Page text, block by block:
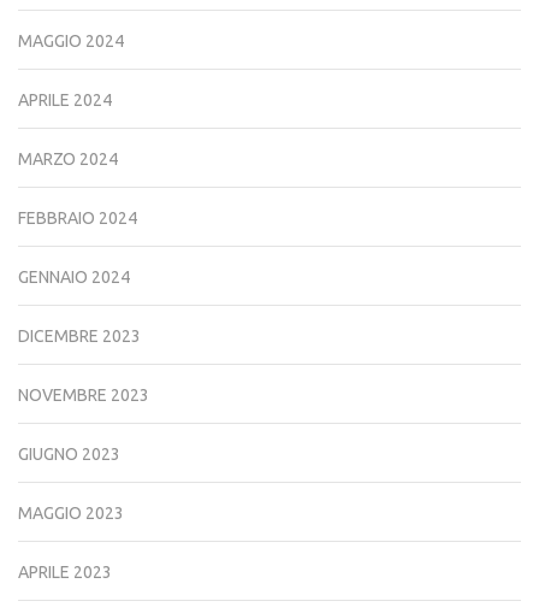
MAGGIO 2024
APRILE 2024
MARZO 2024
FEBBRAIO 2024
GENNAIO 2024
DICEMBRE 2023
NOVEMBRE 2023
GIUGNO 2023
MAGGIO 2023
APRILE 2023